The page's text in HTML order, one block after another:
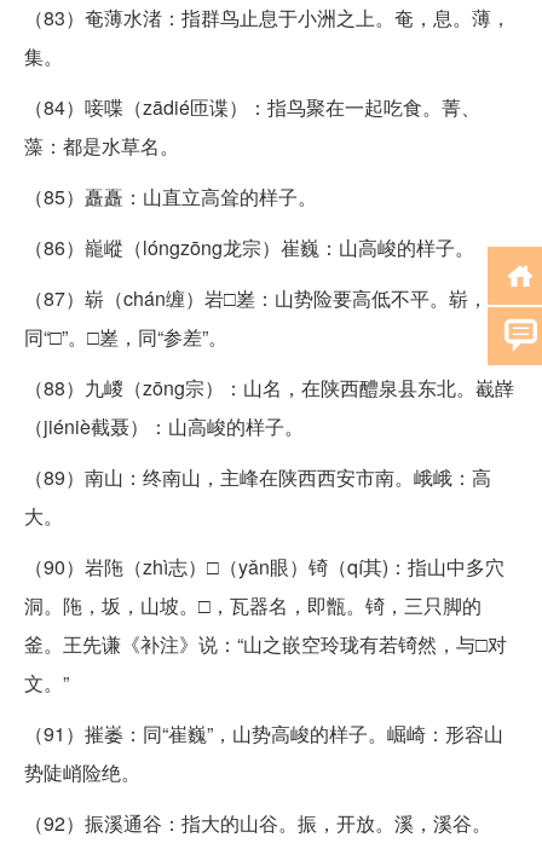
（83）奄薄水渚：指群鸟止息于小洲之上。奄，息。薄，
集。
（84）唼喋（zādié匝谍）：指鸟聚在一起吃食。菁、
藻：都是水草名。
（85）矗矗：山直立高耸的样子。
（86）巃嵷（lóngzōng龙宗）崔巍：山高峻的样子。
（87）崭（chán缠）岩□嵳：山势险要高低不平。崭，
同“□”。□嵳，同“参差”。
（88）九嵕（zōng宗）：山名，在陕西醴泉县东北。嶻嶭
（jiéniè截聂）：山高峻的样子。
（89）南山：终南山，主峰在陕西西安市南。峨峨：高
大。
（90）岩陁（zhì志）□（yǎn眼）锜（qí其)：指山中多穴
洞。陁，坂，山坡。□，瓦器名，即甑。锜，三只脚的
釜。王先谦《补注》说：“山之嵌空玲珑有若锜然，与□对
文。”
（91）摧崣：同“崔巍”，山势高峻的样子。崛崎：形容山
势陡峭险绝。
（92）振溪通谷：指大的山谷。振，开放。溪，溪谷。